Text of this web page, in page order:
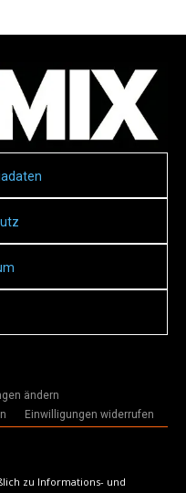
ändern
Einwilligungen widerrufen
zu Informations- und